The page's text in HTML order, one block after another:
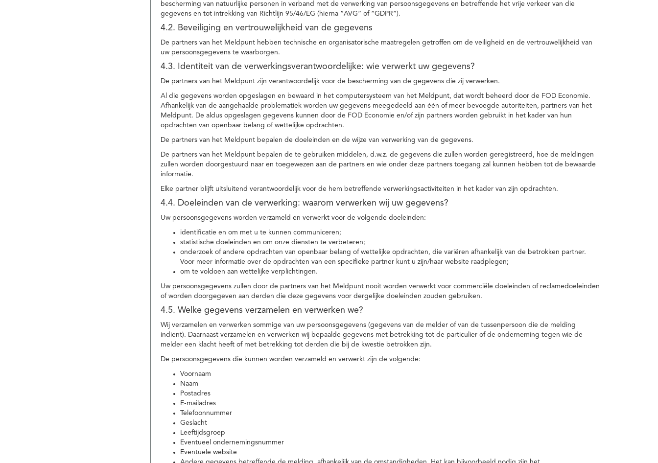
bescherming van natuurlijke personen in verband met de verwerking van persoonsgegevens en betreffende het vrije verkeer van die
gegevens en tot intrekking van Richtlijn 95/46/EG (hierna “AVG” of “GDPR”).
4.2. Beveiliging en vertrouwelijkheid van de gegevens
De partners van het Meldpunt hebben technische en organisatorische maatregelen getroffen om de veiligheid en de vertrouwelijkheid van
uw persoonsgegevens te waarborgen.
4.3. Identiteit van de verwerkingsverantwoordelijke: wie verwerkt uw gegevens?
De partners van het Meldpunt zijn verantwoordelijk voor de bescherming van de gegevens die zij verwerken.
Al die gegevens worden opgeslagen en bewaard in het computersysteem van het Meldpunt, dat wordt beheerd door de FOD Economie.
Afhankelijk van de aangehaalde problematiek worden uw gegevens meegedeeld aan één of meer bevoegde autoriteiten, partners van het
Meldpunt. De aldus opgeslagen gegevens kunnen door de FOD Economie en/of zijn partners worden gebruikt in het kader van hun
opdrachten van openbaar belang of wettelijke opdrachten.
De partners van het Meldpunt bepalen de doeleinden en de wijze van verwerking van de gegevens.
De partners van het Meldpunt bepalen de te gebruiken middelen, d.w.z. de gegevens die zullen worden geregistreerd, hoe de meldingen
zullen worden doorgestuurd naar en toegewezen aan de partners en wie onder deze partners toegang zal kunnen hebben tot de bewaarde
informatie.
Elke partner blijft uitsluitend verantwoordelijk voor de hem betreffende verwerkingsactiviteiten in het kader van zijn opdrachten.
4.4. Doeleinden van de verwerking: waarom verwerken wij uw gegevens?
Uw persoonsgegevens worden verzameld en verwerkt voor de volgende doeleinden:
identificatie en om met u te kunnen communiceren;
statistische doeleinden en om onze diensten te verbeteren;
onderzoek of andere opdrachten van openbaar belang of wettelijke opdrachten, die variëren afhankelijk van de betrokken partner.
Voor meer informatie over de opdrachten van een specifieke partner kunt u zijn/haar website raadplegen;
om te voldoen aan wettelijke verplichtingen.
Uw persoonsgegevens zullen door de partners van het Meldpunt nooit worden verwerkt voor commerciële doeleinden of reclamedoeleinden
of worden doorgegeven aan derden die deze gegevens voor dergelijke doeleinden zouden gebruiken.
4.5. Welke gegevens verzamelen en verwerken we?
Wij verzamelen en verwerken sommige van uw persoonsgegevens (gegevens van de melder of van de tussenpersoon die de melding
indient). Daarnaast verzamelen en verwerken wij bepaalde gegevens met betrekking tot de particulier of de onderneming tegen wie de
melder een klacht heeft of met betrekking tot derden die bij de kwestie betrokken zijn.
De persoonsgegevens die kunnen worden verzameld en verwerkt zijn de volgende:
Voornaam
Naam
Postadres
E-mailadres
Telefoonnummer
Geslacht
Leeftijdsgroep
Eventueel ondernemingsnummer
Eventuele website